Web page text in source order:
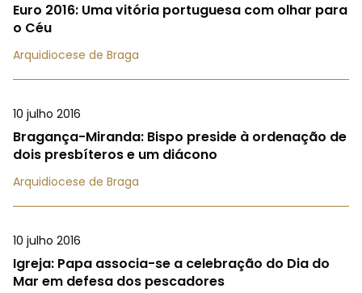
Euro 2016: Uma vitória portuguesa com olhar para
o Céu
Arquidiocese de Braga
10 julho 2016
Bragança-Miranda: Bispo preside à ordenação de
dois presbíteros e um diácono
Arquidiocese de Braga
10 julho 2016
Igreja: Papa associa-se a celebração do Dia do
Mar em defesa dos pescadores